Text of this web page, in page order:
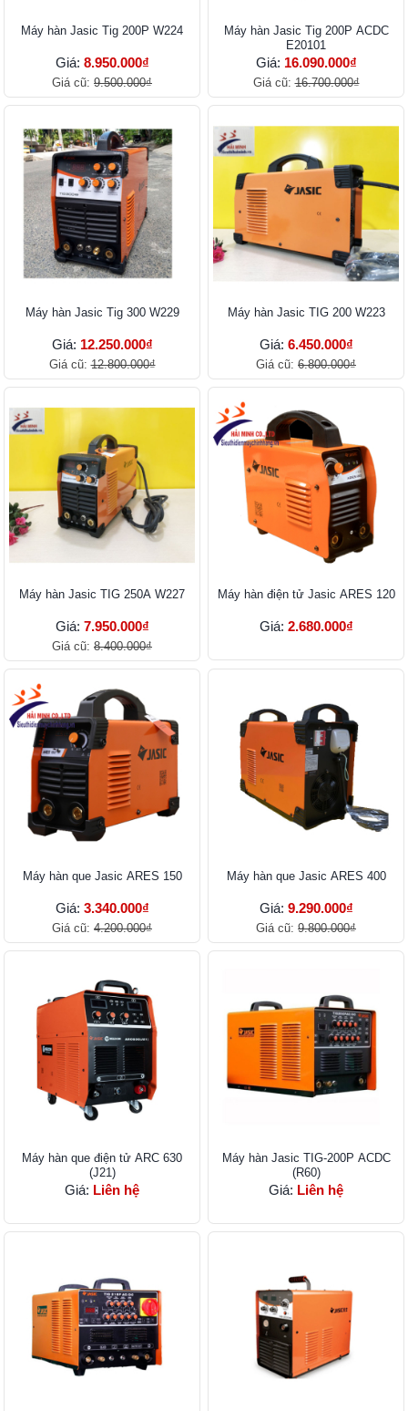
Máy hàn Jasic Tig 200P W224
Giá: 8.950.000₫
Giá cũ: 9.500.000₫
Máy hàn Jasic Tig 200P ACDC
E20101
Giá: 16.090.000₫
Giá cũ:16.700.000₫
Máy hàn Jasic Tig 300 W229
Giá: 12.250.000₫
Giá cũ:12.800.000₫
Máy hàn Jasic TIG 200 W223
Giá: 6.450.000₫
Giá cũ: 6.800.000₫
Máy hàn Jasic TIG 250A W227
Giá: 7.950.000₫
Giá cũ: 8.400.000₫
Máy hàn điện tử Jasic ARES 120
Giá: 2.680.000₫
Máy hàn que Jasic ARES 150
Giá: 3.340.000₫
Giá cũ: 4.200.000₫
Máy hàn que Jasic ARES 400
Giá: 9.290.000₫
Giá cũ: 9.800.000₫
Máy hàn que điện tử ARC 630
(J21)
Giá: Liên hệ
Máy hàn Jasic TIG-200P ACDC
(R60)
Giá: Liên hệ